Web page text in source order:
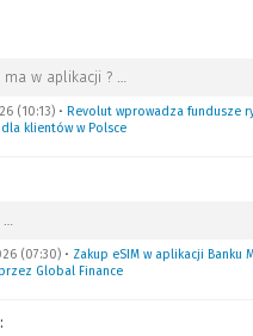
ma w aplikacji ? …
(10:13) • Revolut wprowadza fundusze
klientów w Polsce
…
(07:30) • Zakup eSIM w aplikacji Banku
Global Finance
: